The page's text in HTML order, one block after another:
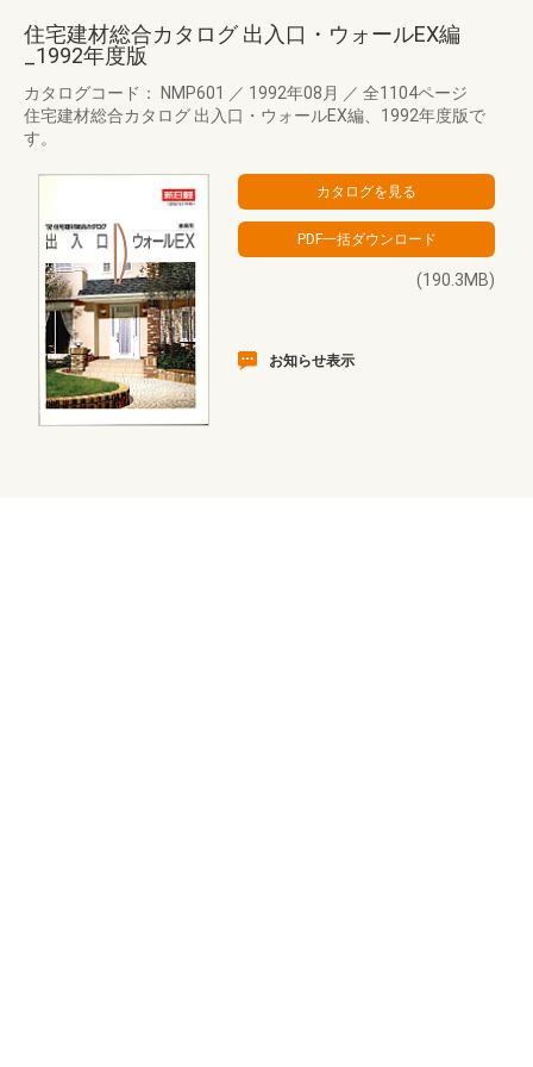
住宅建材総合カタログ 出入口・ウォールEX編
_1992年度版
カタログコード： NMP601 ／ 1992年08月 ／ 全1104ページ
住宅建材総合カタログ 出入口・ウォールEX編、1992年度版で
す。
(190.3MB)
お知らせ表示